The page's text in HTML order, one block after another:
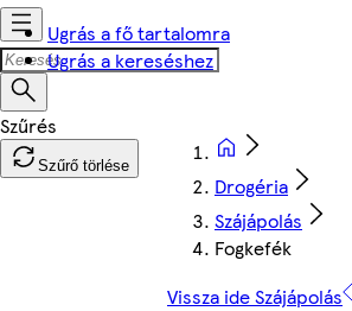
Ugrás a fő tartalomra
Ugrás a kereséshez
Szűrő törlése
Drogéria
Szájápolás
Fogkefék
Vissza ide Szájápolás